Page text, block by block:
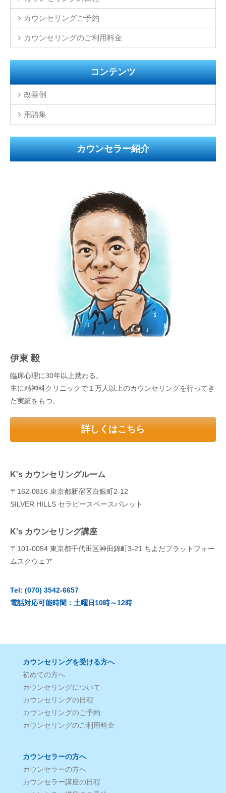
カウンセリングご予約
カウンセリングのご利用料金
コンテンツ
改善例
用語集
カウンセラー紹介
伊東 毅
臨床心理に30年以上携わる。
主に精神科クリニックで１万人以上のカウンセリングを行ってき
た実績をもつ。
詳しくはこちら
K's カウンセリングルーム
〒162-0816 東京都新宿区白銀町2-12
SILVER HILLS セラピースペースパレット
K's カウンセリング講座
〒101-0054 東京都千代田区神田錦町3‐21 ちよだプラットフォー
ムスクウェア
Tel: (070) 3542-6657
電話対応可能時間：土曜日10時～12時
カウンセリングを受ける方へ
初めての方へ
カウンセリングについて
カウンセリングの日程
カウンセリングのご予約
カウンセリングのご利用料金
カウンセラーの方へ
カウンセラーの方へ
カウンセラー講座の日程